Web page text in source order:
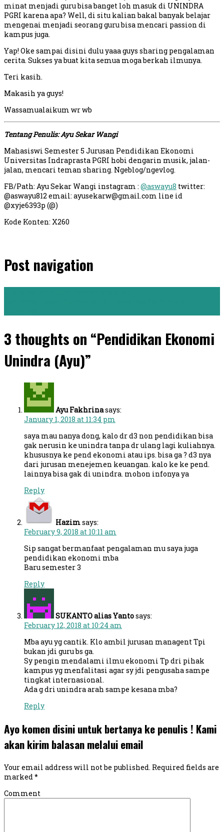
minat menjadi guru bisa banget loh masuk di UNINDRA
PGRI karena apa? Well, di situ kalian bakal banyak belajar
mengenai menjadi seorang guru bisa mencari passion di
kampus juga.
Yap! Oke sampai disini dulu yaaa guys sharing pengalaman
cerita. Sukses ya buat kita semua moga berkah ilmunya.
Teri kasih.
Makasih ya guys!
Wassamualaikum wr wb
Tentang Penulis: Ayu Sekar Wangi
Mahasiswi Semester 5 Jurusan Pendidikan Ekonomi
Universitas Indraprasta PGRI hobi dengarin musik, jalan-
jalan, mencari teman sharing. Ngeblog/ngevlog.
FB/Path: Ayu Sekar Wangi instagram : @aswayu8 twitter:
@aswayu812 email: ayusekarw@gmail.com line id
@xyje6393p (@)
Kode Konten: X260
Post navigation
3 thoughts on “Pendidikan Ekonomi
Unindra (Ayu)”
Ayu Fakhrinasays:
January 1, 2018 at 11:34 pm
saya mau nanya dong, kalo dr d3 non pendidikan bisa
gak nerusin ke unindra tanpa dr ulang lagi kuliahnya.
khususnya ke pend ekonomi atau ips. bisa ga ? d3 nya
dari jurusan menejemen keuangan. kalo ke ke pend.
lainnya bisa gak di unindra. mohon infonya ya
Reply
Hazimsays:
February 9, 2018 at 10:11 am
Sip sangat bermanfaat pengalaman mu saya juga
pendidikan ekonomi mba
Baru semester 3
Reply
SUKANTO alias Yantosays:
February 12, 2018 at 10:24 am
Mba ayu yg cantik. Klo ambil jurusan managent Tpi
bukan jdi guru bs ga.
Sy pengin mendalami ilmu ekonomi Tp dri pihak
kampus yg menfalitasi agar sy jdi pengusaha sampe
tingkat internasional.
Ada g dri unindra arah sampe kesana mba?
Reply
Ayo komen disini untuk bertanya ke penulis ! Kami
akan kirim balasan melalui email
Your email address will not be published. Required fields are
marked *
Comment